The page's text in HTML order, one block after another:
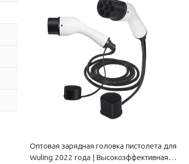
Оптовая зарядная головка пистолета для
Wuling 2022 года | Высокоэффективная